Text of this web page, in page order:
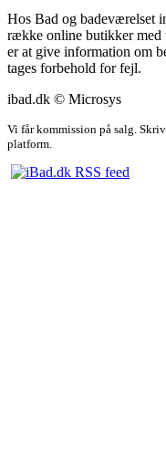
Hos Bad og badeværelset
række online butikker med
er at give information om
tages forbehold for fejl.
ibad.dk © Microsys
Vi får kommission på salg.
platform.